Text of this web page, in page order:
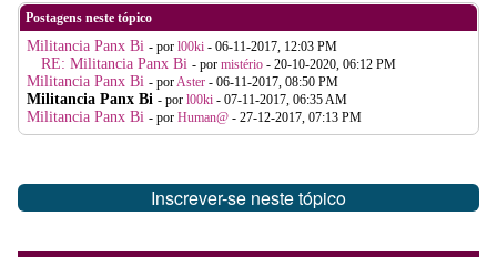
Postagens neste tópico
Militancia Panx Bi - por l00ki - 06-11-2017, 12:03 PM
RE: Militancia Panx Bi - por mistério - 20-10-2020, 06:12 PM
Militancia Panx Bi - porAster - 06-11-2017, 08:50 PM
Militancia Panx Bi - por l00ki - 07-11-2017, 06:35 AM
Militancia Panx Bi - por Human@ - 27-12-2017, 07:13 PM
Inscrever-se neste tópico